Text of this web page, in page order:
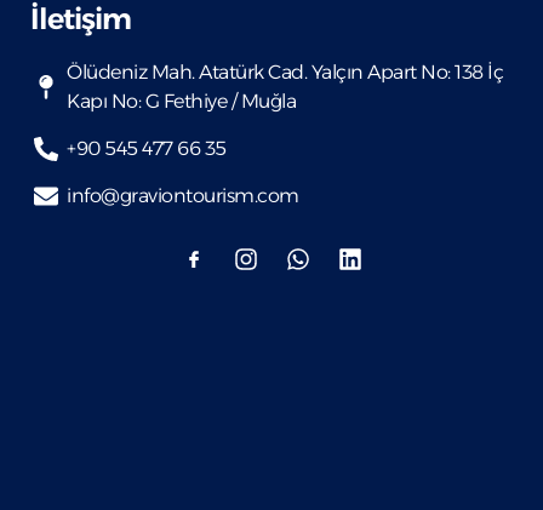
İletişim
Ölüdeniz Mah. Atatürk Cad. Yalçın Apart No: 138 İç
Kapı No: G Fethiye / Muğla
+90 545 477 66 35
info@graviontourism.com